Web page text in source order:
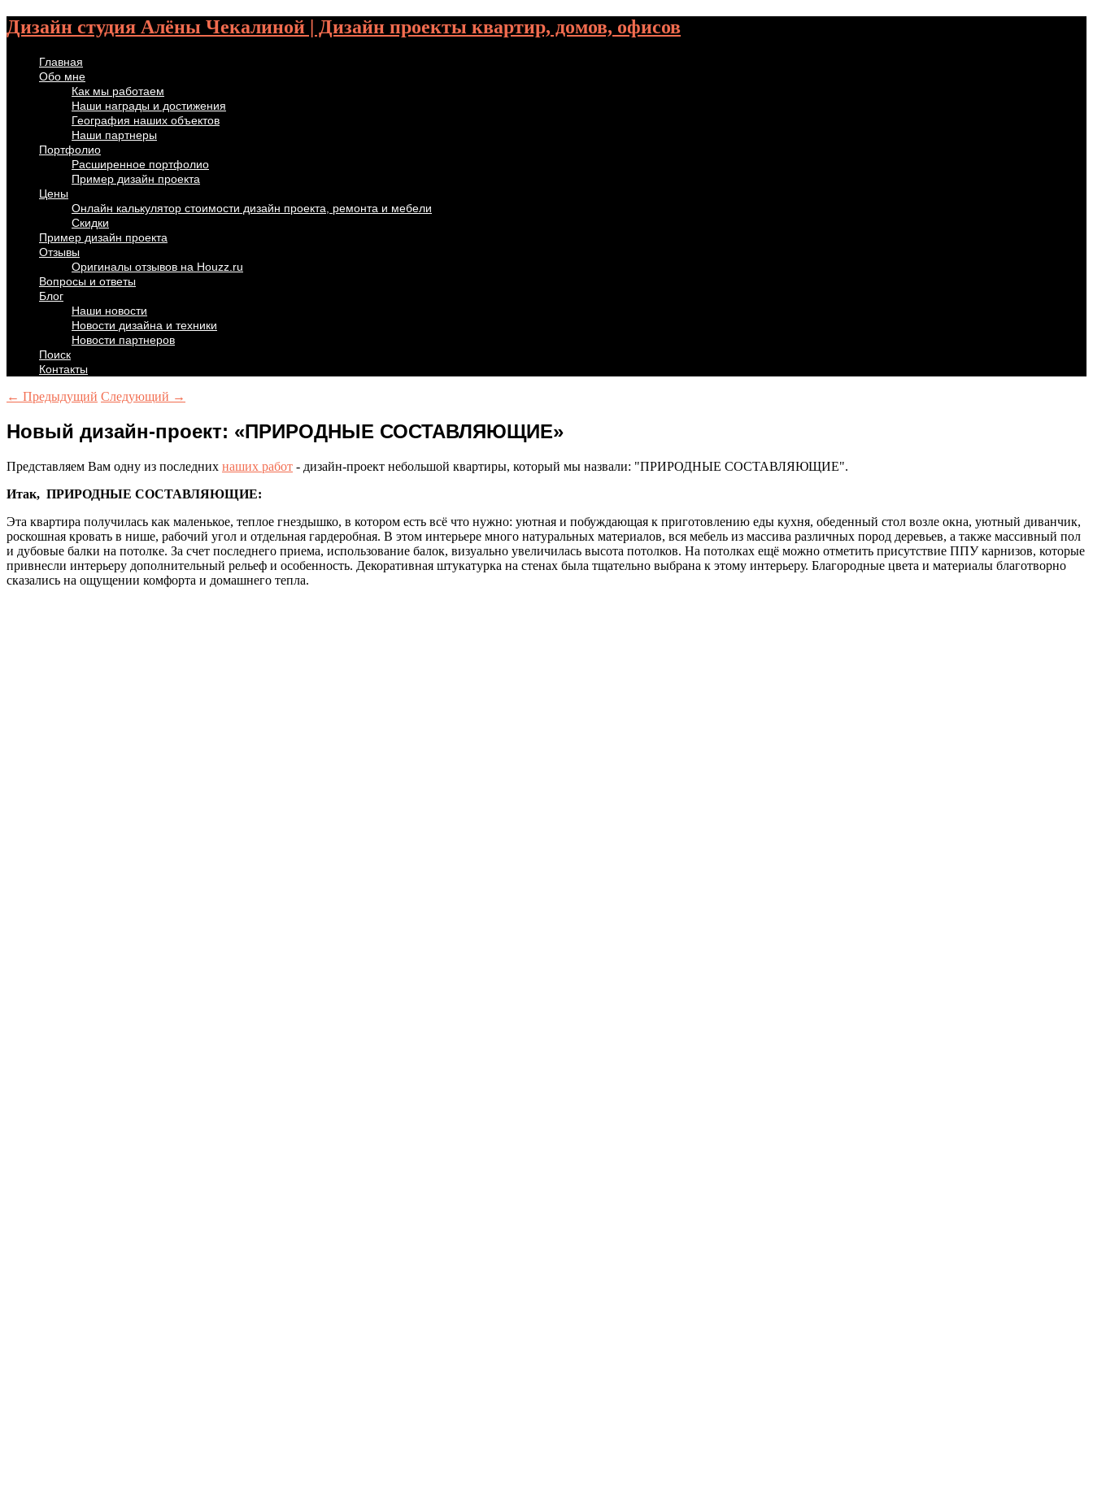
Дизайн студия Алёны Чекалиной | Дизайн проекты квартир, домов, офисов
Главная
Обо мне
Как мы работаем
Наши награды и достижения
География наших объектов
Наши партнеры
Портфолио
Расширенное портфолио
Пример дизайн проекта
Цены
Онлайн калькулятор стоимости дизайн проекта, ремонта и мебели
Скидки
Пример дизайн проекта
Отзывы
Оригиналы отзывов на Houzz.ru
Вопросы и ответы
Блог
Наши новости
Новости дизайна и техники
Новости партнеров
Поиск
Контакты
← Предыдущий Следующий →
Новый дизайн-проект: «ПРИРОДНЫЕ СОСТАВЛЯЮЩИЕ»
Представляем Вам одну из последних наших работ - дизайн-проект небольшой квартиры, который мы назвали: "ПРИРОДНЫЕ СОСТАВЛЯЮЩИЕ".
Итак, ПРИРОДНЫЕ СОСТАВЛЯЮЩИЕ:
Эта квартира получилась как маленькое, теплое гнездышко, в котором есть всё что нужно: уютная и побуждающая к приготовлению еды кухня, обеденный стол возле окна, уютный диванчик,
роскошная кровать в нише, рабочий угол и отдельная гардеробная. В этом интерьере много натуральных материалов, вся мебель из массива различных пород деревьев, а также массивный пол
и дубовые балки на потолке. За счет последнего приема, использование балок, визуально увеличилась высота потолков. На потолках ещё можно отметить присутствие ППУ карнизов, которые
привнесли интерьеру дополнительный рельеф и особенность. Декоративная штукатурка на стенах была тщательно выбрана к этому интерьеру. Благородные цвета и материалы благотворно
сказались на ощущении комфорта и домашнего тепла.